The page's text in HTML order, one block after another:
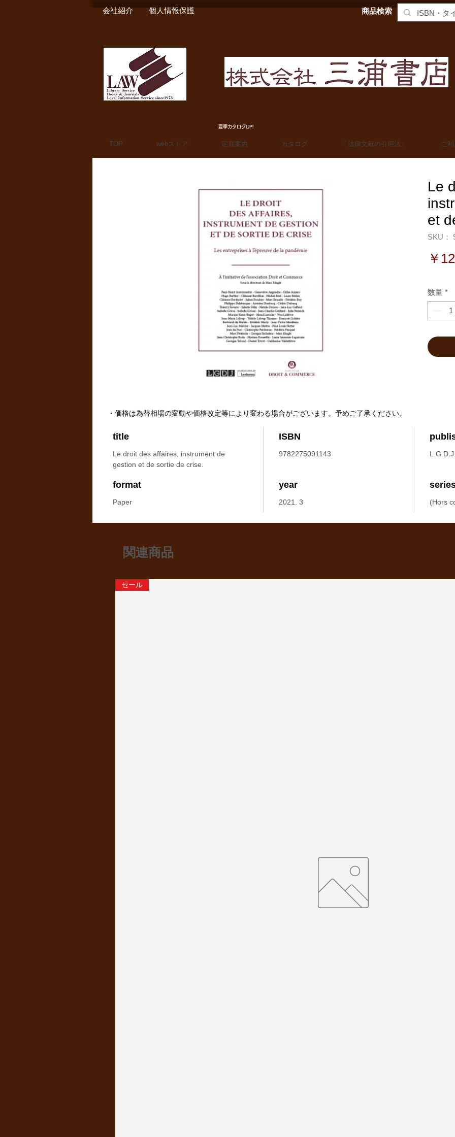
会社紹介 個人情報保護 商品検索
夏季カタログUP!
TOP webストア 定期案内 カタログ 「法律文献の引用法」 ご
Le
et
SKU：
￥
数量 *
title
Le droit des affaires, instrument de
gestion et de sortie de crise.
ISBN
9782275091143 L.G.D.J.
format
Paper
year
2021. 3 (Hors
・価格は為替相場の変動や価格改定等により変わる場合がございます。予めご了承ください。
関連商品
セール